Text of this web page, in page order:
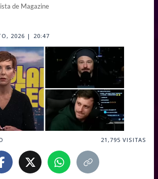
de Magazine
2026 | 20:47
21,795 VISITAS